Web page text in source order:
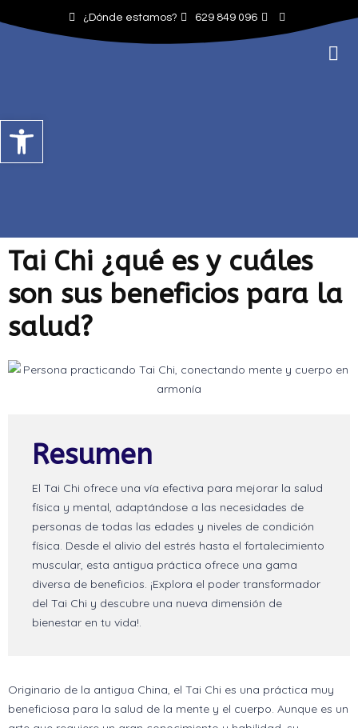
¿Dónde estamos? 629 849 096
Tai Chi ¿qué es y cuáles
son sus beneficios para la
salud?
Resumen
El Tai Chi ofrece una vía efectiva para mejorar la salud
física y mental, adaptándose a las necesidades de
personas de todas las edades y niveles de condición
física. Desde el alivio del estrés hasta el fortalecimiento
muscular, esta antigua práctica ofrece una gama
diversa de beneficios. ¡Explora el poder transformador
del Tai Chi y descubre una nueva dimensión de
bienestar en tu vida!.
Originario de la antigua China, el Tai Chi es una práctica muy
beneficiosa para la salud de la mente y el cuerpo. Aunque es un
Abrir barra de herramientas